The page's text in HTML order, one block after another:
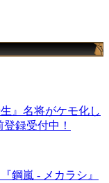
』名将がケモ化し
録受付中！
鋼嵐 - メカラシ』